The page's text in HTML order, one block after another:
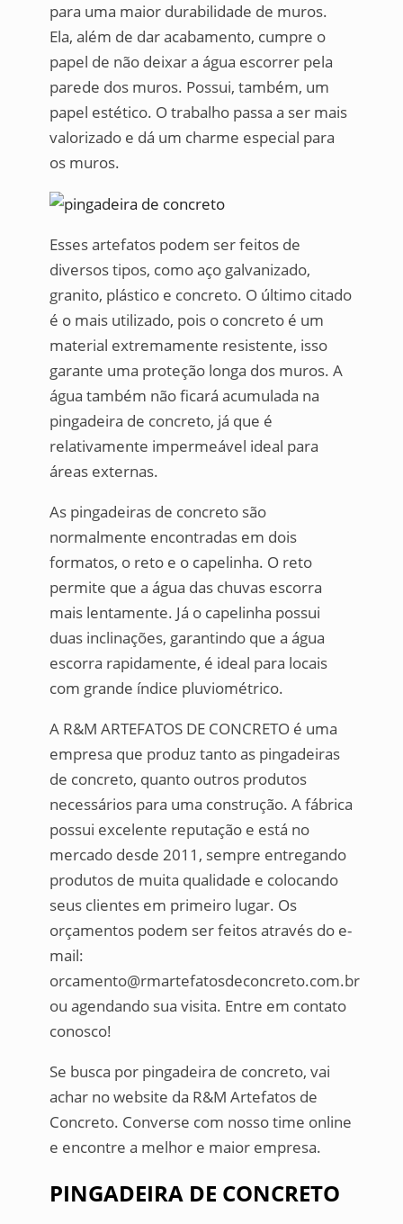
para uma maior durabilidade de muros.
Ela, além de dar acabamento, cumpre o
papel de não deixar a água escorrer pela
parede dos muros. Possui, também, um
papel estético. O trabalho passa a ser mais
valorizado e dá um charme especial para
os muros.
Esses artefatos podem ser feitos de
diversos tipos, como aço galvanizado,
granito, plástico e concreto. O último citado
é o mais utilizado, pois o concreto é um
material extremamente resistente, isso
garante uma proteção longa dos muros. A
água também não ficará acumulada na
pingadeira de concreto, já que é
relativamente impermeável ideal para
áreas externas.
As pingadeiras de concreto são
normalmente encontradas em dois
formatos, o reto e o capelinha. O reto
permite que a água das chuvas escorra
mais lentamente. Já o capelinha possui
duas inclinações, garantindo que a água
escorra rapidamente, é ideal para locais
com grande índice pluviométrico.
A R&M ARTEFATOS DE CONCRETO é uma
empresa que produz tanto as pingadeiras
de concreto, quanto outros produtos
necessários para uma construção. A fábrica
possui excelente reputação e está no
mercado desde 2011, sempre entregando
produtos de muita qualidade e colocando
seus clientes em primeiro lugar. Os
orçamentos podem ser feitos através do e-
mail:
orcamento@rmartefatosdeconcreto.com.br
ou agendando sua visita. Entre em contato
conosco!
Se busca por pingadeira de concreto, vai
achar no website da R&M Artefatos de
Concreto. Converse com nosso time online
e encontre a melhor e maior empresa.
PINGADEIRA DE CONCRETO